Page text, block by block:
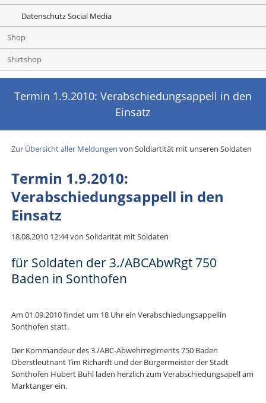
Datenschutz Social Media
Shop
Shirtshop
Termin 1.9.2010: Verabschiedungsappell in den
Einsatz
Zur Übersicht aller Meldungen von Soldiartität mit unseren Soldaten
Termin 1.9.2010:
Verabschiedungsappell in den
Einsatz
18.08.2010 12:44von Solidarität mit Soldaten
für Soldaten der 3./ABCAbwRgt 750
Baden in Sonthofen
Am 01.09.2010 findet um 18 Uhr ein Verabschiedungsappellin
Sonthofen statt.
Der Kommandeur des 3./ABC-Abwehrregiments 750 Baden
Oberstleutnant Tim Richardt und der Bürgermeister der Stadt
Sonthofen Hubert Buhl laden herzlich zum Verabschiedungsapell am
Marktanger ein.